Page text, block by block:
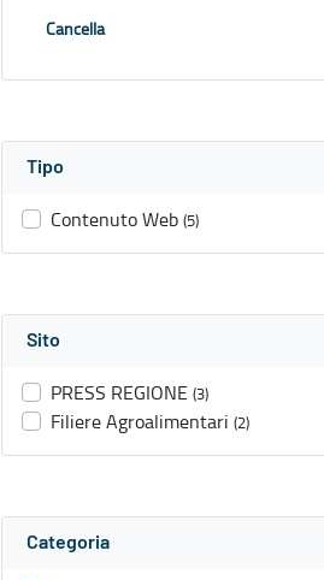
Cancella
Tipo
Contenuto Web (5)
Sito
PRESS REGIONE (3)
Filiere Agroalimentari (2)
Categoria